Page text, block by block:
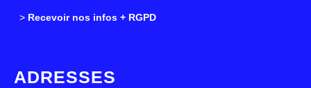
> Recevoir nos infos + RGPD
ADRESSES